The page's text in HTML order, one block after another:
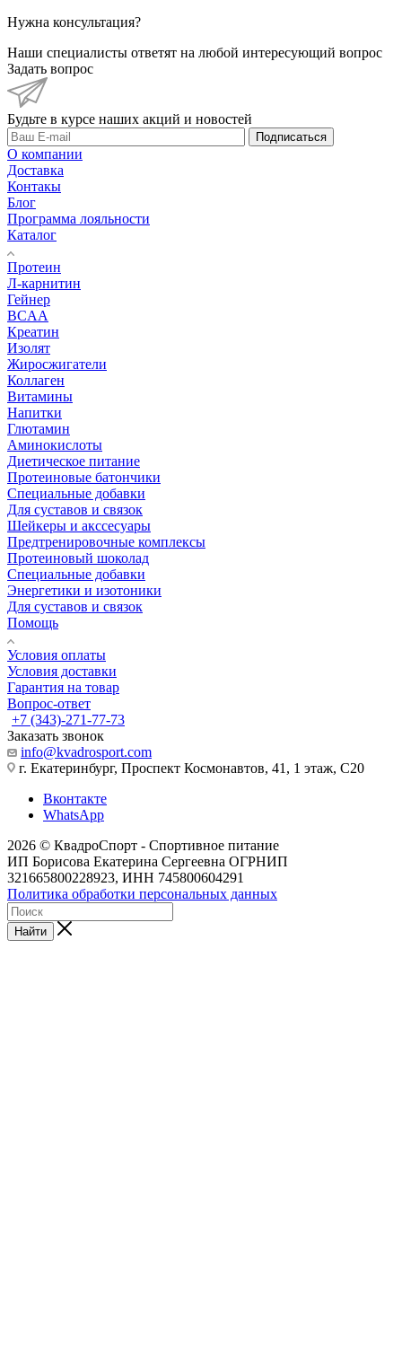
Нужна консультация?
Наши специалисты ответят на любой интересующий вопрос
Задать вопрос
Будьте в курсе наших акций и новостей
Подписаться
О компании
Доставка
Контакы
Блог
Программа лояльности
Каталог
Протеин
Л-карнитин
Гейнер
BCAA
Креатин
Изолят
Жиросжигатели
Коллаген
Витамины
Напитки
Глютамин
Аминокислоты
Диетическое питание
Протеиновые батончики
Специальные добавки
Для суставов и связок
Шейкеры и акссесуары
Предтренировочные комплексы
Протеиновый шоколад
Специальные добавки
Энергетики и изотоники
Для суставов и связок
Помощь
Условия оплаты
Условия доставки
Гарантия на товар
Вопрос-ответ
+7 (343)-271-77-73
Заказать звонок
info@kvadrosport.com
г. Екатеринбург, Проспект Космонавтов, 41, 1 этаж, С20
Вконтакте
WhatsApp
2026 © КвадроСпорт - Спортивное питание
ИП Борисова Екатерина Сергеевна ОГРНИП
321665800228923, ИНН 745800604291
Политика обработки персональных данных
Найти